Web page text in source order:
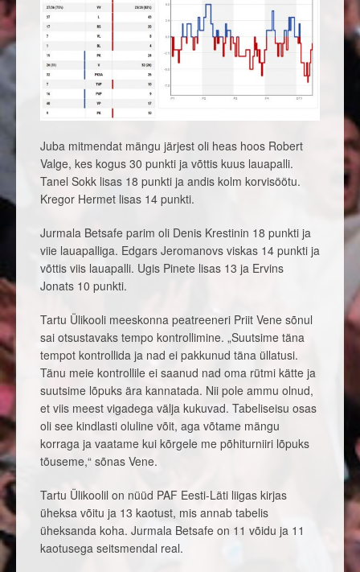
Juba mitmendat mängu järjest oli heas hoos Robert
Valge, kes kogus 30 punkti ja võttis kuus lauapalli.
Tanel Sokk lisas 18 punkti ja andis kolm korvisöötu.
Kregor Hermet lisas 14 punkti.
Jurmala Betsafe parim oli Denis Krestinin 18 punkti ja
viie lauapalliga. Edgars Jeromanovs viskas 14 punkti ja
võttis viis lauapalli. Ugis Pinete lisas 13 ja Ervins
Jonats 10 punkti.
Tartu Ülikooli meeskonna peatreeneri Priit Vene sõnul
sai otsustavaks tempo kontrollimine. „Suutsime täna
tempot kontrollida ja nad ei pakkunud täna üllatusi.
Tänu meie kontrollile ei saanud nad oma rütmi kätte ja
suutsime lõpuks ära kannatada. Nii pole ammu olnud,
et viis meest vigadega välja kukuvad. Tabeliseisu osas
oli see kindlasti oluline võit, aga võtame mängu
korraga ja vaatame kui kõrgele me põhiturniiri lõpuks
tõuseme,“ sõnas Vene.
Tartu Ülikoolil on nüüd PAF Eesti-Läti liigas kirjas
üheksa võitu ja 13 kaotust, mis annab tabelis
üheksanda koha. Jurmala Betsafe on 11 võidu ja 11
kaotusega seitsmendal real.